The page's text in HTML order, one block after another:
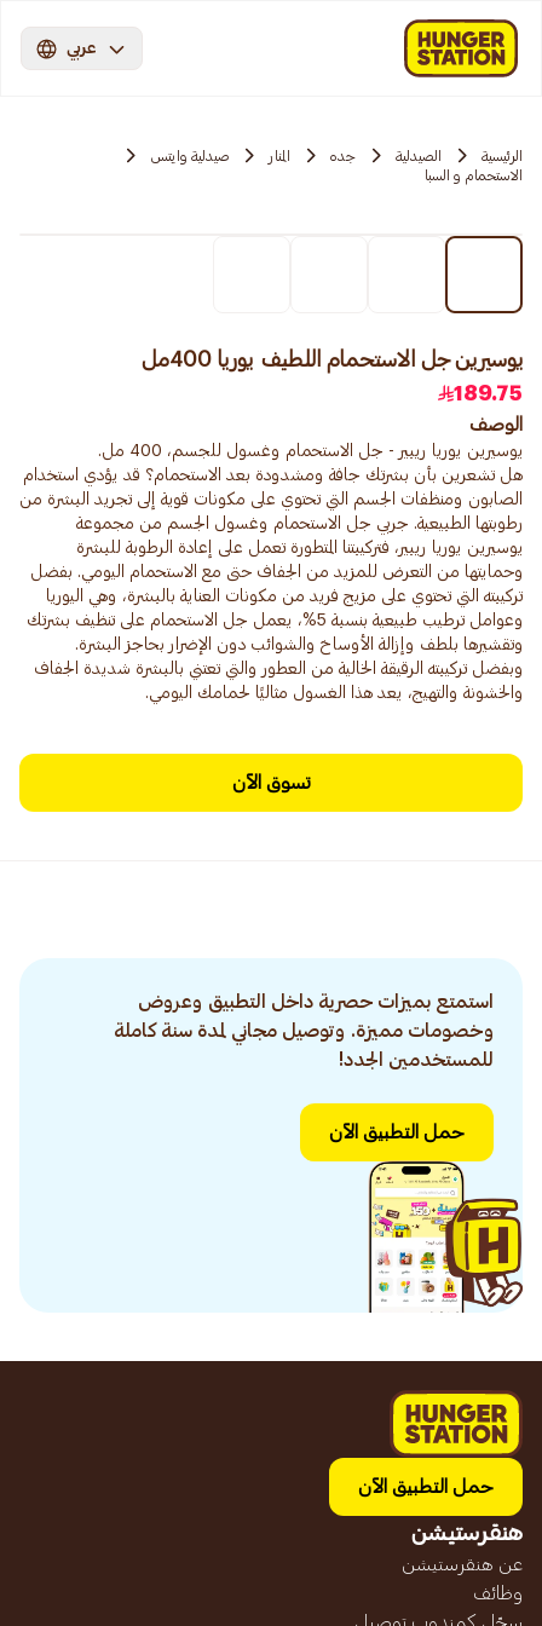
عربي
الرئيسية الصيدلية جده المنار
صيدلية وايتس
الاستحمام و السبا
يوسيرين جل الاستحمام اللطيف يوريا 400مل
189.75
الوصف
هل تشعرين بأن بشرتك جافة ومشدودة بعد الاستحمام؟ قد يؤدي استخدام
الصابون ومنظفات الجسم التي تحتوي على مكونات قوية إلى تجريد البشرة من
رطوبتها الطبيعية. جربي جل الاستحمام وغسول الجسم من مجموعة
يوسيرين يوريا ريبير، فتركيبتنا المتطورة تعمل على إعادة الرطوبة للبشرة
وحمايتها من التعرض للمزيد من الجفاف حتى مع الاستحمام اليومي. بفضل
تركيبته التي تحتوي على مزيج فريد من مكونات العناية بالبشرة، وهي اليوريا
وعوامل ترطيب طبيعية بنسبة 5%، يعمل جل الاستحمام على تنظيف بشرتك
وتقشيرها بلطف وإزالة الأوساخ والشوائب دون الإضرار بحاجز البشرة.
وبفضل تركيبته الرقيقة الخالية من العطور والتي تعتني بالبشرة شديدة الجفاف
والخشونة والتهيج، يعد هذا الغسول مثاليًا لحمامك اليومي.
تسوق الآن
استمتع بميزات حصرية داخل التطبيق وعروض
وخصومات مميزة. وتوصيل مجاني لمدة سنة كاملة
للمستخدمين الجدد!
حمل التطبيق الآن
حمل التطبيق الآن
هنقرستيشن
عن هنقرستيشن
وظائف